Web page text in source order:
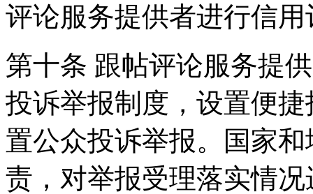
评论服务提供者进行信用
第十条 跟帖评论服务提
投诉举报制度，设置便
置公众投诉举报。国家
责，对举报受理落实情